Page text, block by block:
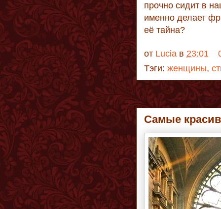
прочно сидит в
именно делает
её тайна?
от Lucia в 23:01
Тэги: женщины,
Самые